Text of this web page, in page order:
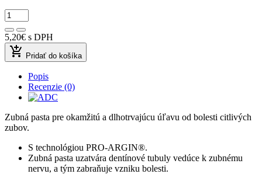
5,20€ s DPH
add_shopping_cart Pridať do košíka
Popis
Recenzie (0)
Zubná pasta pre okamžitú a dlhotrvajúcu úľavu od bolesti citlivých
zubov.
S technológiou PRO-ARGIN®.
Zubná pasta uzatvára dentínové tubuly vedúce k zubnému
nervu, a tým zabraňuje vzniku bolesti.